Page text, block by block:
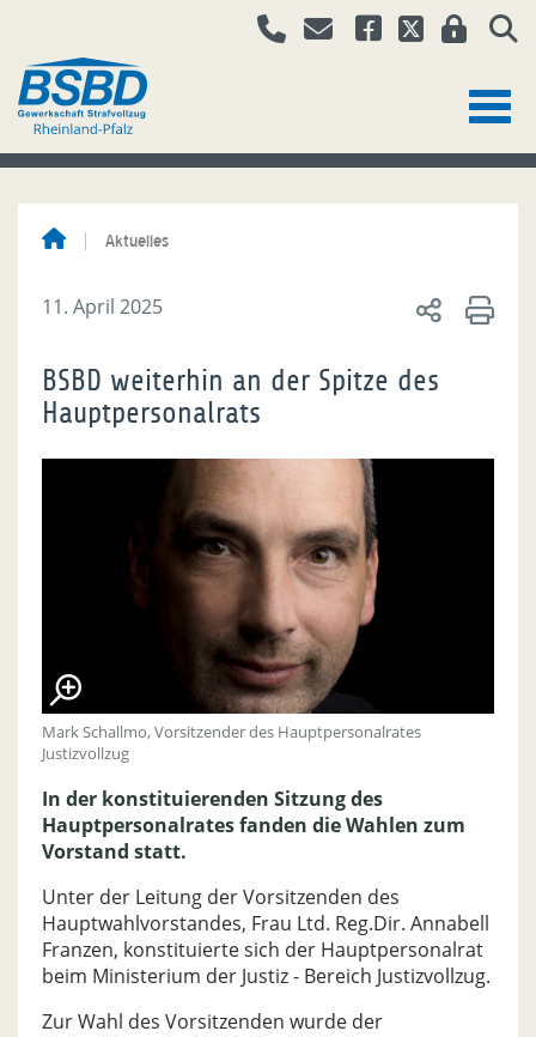
Aktuelles
11. April 2025
BSBD weiterhin an der Spitze des
Hauptpersonalrats
Mark Schallmo, Vorsitzender des Hauptpersonalrates
Justizvollzug
In der konstituierenden Sitzung des
Hauptpersonalrates fanden die Wahlen zum
Vorstand statt.
Unter der Leitung der Vorsitzenden des
Hauptwahlvorstandes, Frau Ltd. Reg.Dir. Annabell
Franzen, konstituierte sich der Hauptpersonalrat
beim Ministerium der Justiz - Bereich Justizvollzug.
Zur Wahl des Vorsitzenden wurde der